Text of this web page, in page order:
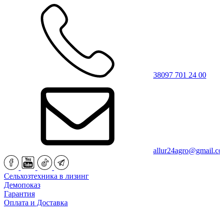
38097 701 24 00
Сельхозтехника в лизинг
Демопоказ
Гарантия
Оплата и Доставка